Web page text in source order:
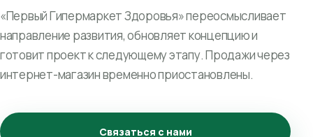
«Первый Гипермаркет Здоровья» переосмысливает
направление развития, обновляет концепцию и
готовит проект к следующему этапу. Продажи через
интернет-магазин временно приостановлены.
Связаться с нами